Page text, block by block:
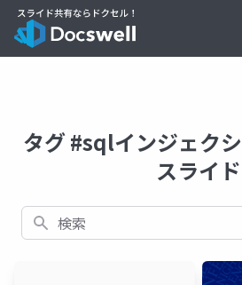
タグ #sqlインジェク
スライド
検索